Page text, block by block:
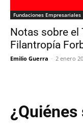
Fundaciones Empresariales
Notas sobre el
Filantropía
Emilio Guerra - 2 enero